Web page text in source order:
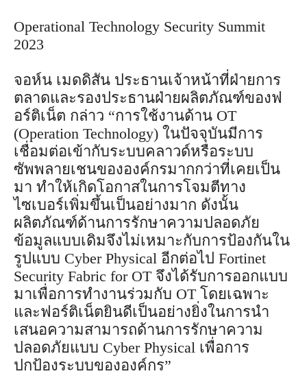
Operational Technology Security Summit
2023
จอห์น เมดดิสัน ประธานเจ้าหน้าที่ฝ่ายการ
ตลาดและรองประธานฝ่ายผลิตภัณฑ์ของฟ
อร์ติเน็ต กล่าว “การใช้งานด้าน OT
(Operation Technology) ในปัจจุบันมีการ
เชื่อมต่อเข้ากับระบบคลาวด์หรือระบบ
ซัพพลายเชนขององค์กรมากกว่าที่เคยเป็น
มา ทำให้เกิดโอกาสในการโจมตีทาง
ไซเบอร์เพิ่มขึ้นเป็นอย่างมาก ดังนั้น
ผลิตภัณฑ์ด้านการรักษาความปลอดภัย
ข้อมูลแบบเดิมจึงไม่เหมาะกับการป้องกันใน
รูปแบบ Cyber Physical อีกต่อไป Fortinet
Security Fabric for OT จึงได้รับการออกแบบ
มาเพื่อการทำงานร่วมกับ OT โดยเฉพาะ
และฟอร์ติเน็ตยินดีเป็นอย่างยิ่งในการนำ
เสนอความสามารถด้านการรักษาความ
ปลอดภัยแบบ Cyber Physical เพื่อการ
ปกป้องระบบขององค์กร”